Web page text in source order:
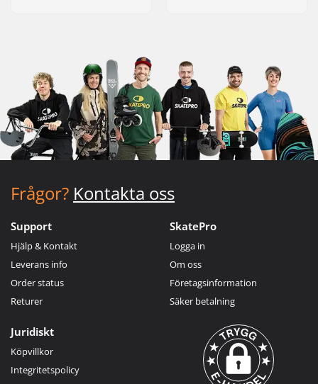
Frågor? Kontakta oss
Support
Hjälp & Kontakt
Leverans info
Order status
Returer
SkatePro
Logga in
Om oss
Företagsinformation
Säker betalning
Juridiskt
Köpvillkor
Integritetspolicy